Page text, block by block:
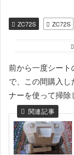
ZC72S ZC72S
前から一度シー
で、この間購入
ナーを使って掃除